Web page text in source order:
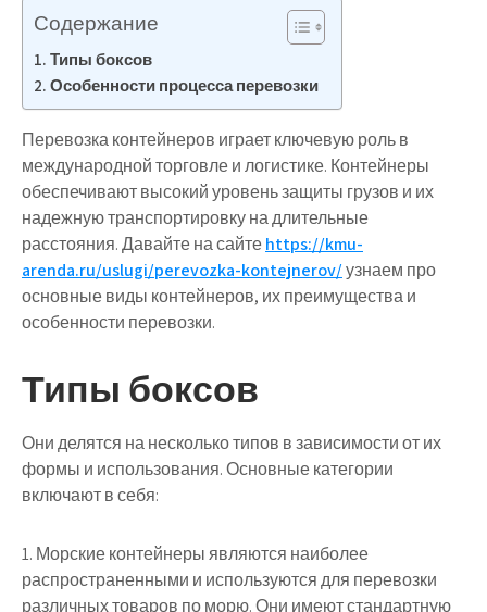
Содержание
Типы боксов
Особенности процесса перевозки
Перевозка контейнеров играет ключевую роль в
международной торговле и логистике. Контейнеры
обеспечивают высокий уровень защиты грузов и их
надежную транспортировку на длительные
расстояния. Давайте на сайтеhttps://kmu-
arenda.ru/uslugi/perevozka-kontejnerov/узнаем про
основные виды контейнеров, их преимущества и
особенности перевозки.
Типы боксов
Они делятся на несколько типов в зависимости от их
формы и использования. Основные категории
включают в себя:
1. Морские контейнеры являются наиболее
распространенными и используются для перевозки
различных товаров по морю. Они имеют стандартную